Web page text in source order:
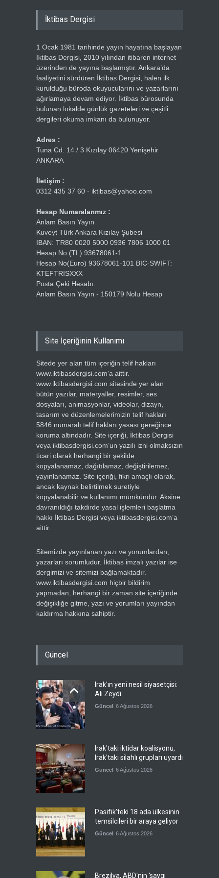
İktibas Dergisi
1 Ocak 1981 tarihinde yayın hayatına başlayan
İktibas Dergisi, 2010 yılından itibaren internet
üzerinden de yayına başlamıştır. Ankara’da
faaliyetini sürdüren İktibas Dergisi, halen ilk
kurulduğu büroda okuyucularını ve yazarlarını
ağırlamaya devam ediyor. İktibas bürosunda
bulunan lokalde günlük gazeteleri ve çeşitli
dergileri okuma imkanı da bulunuyor.
Adres :
Tuna Cd. 14 / 3 Kızılay 06420 Yenişehir
ANKARA
İletişim :
0312 435 37 60 - iktibas@yahoo.com
Hesap Numaralarımız :
Anlam Basın Yayın
Kuveyt Türk Ankara Kızılay Şubesi
IBAN: TR80 0020 5000 0936 7806 1000 01
Hesap No (TL) 93678061-1
Hesap No(Euro) 93678061-101 BIC-SWIFT:
KTEFTRISXXX
Posta Çeki Hesabı:
Anlam Basın Yayın - 150179 Nolu Hesap
Site İçeriğinin Kullanımı
Sitede yer alan tüm içeriğin telif hakları
www.iktibasdergisi.com’a aittir.
www.iktibasdergisi.com sitesinde yer alan
bütün yazılar, materyaller, resimler, ses
dosyaları, animasyonlar, videolar, dizayn,
tasarım ve düzenlemelerimizin telif hakları
5846 numaralı telif hakları yasası gereğince
koruma altındadır. Site içeriği, İktibas Dergisi
veya iktibasdergisi.com’un yazılı izni olmaksızın
ticari olarak herhangi bir şekilde
kopyalanamaz, dağıtılamaz, değiştirilemez,
yayınlanamaz. Site içeriği, fikri amaçlı olarak,
ancak kaynak belirtilmek suretiyle
kopyalanabilir ve kullanımı mümkündür. Aksine
davranıldığı takdirde yasal işlemleri başlatma
hakkı İktibas Dergisi veya iktibasdergisi.com’a
aittir.
Sitemizde yayınlanan yazı ve yorumlardan,
yazarları sorumludur. İktibas imzalı yazılar ise
dergimizi ve sitemizi bağlamaktadır.
www.iktibasdergisi.com hiçbir bildirim
yapmadan, herhangi bir zaman site içeriğinde
değişikliğe gitme, yazı ve yorumları yayından
kaldırma hakkına sahiptir.
Güncel
Irak'ın yeni nesil siyasetçisi:
Ali Zeydi
Güncel 6 Ağustos 2026
Irak'taki iktidar koalisyonu,
Irak'taki silahlı grupları uyardı
Güncel 6 Ağustos 2026
Pasifik'teki 18 ada ülkesinin
temsilcileri bir araya geliyor
Güncel 6 Ağustos 2026
Brezilya, ABD'nin 'saygı